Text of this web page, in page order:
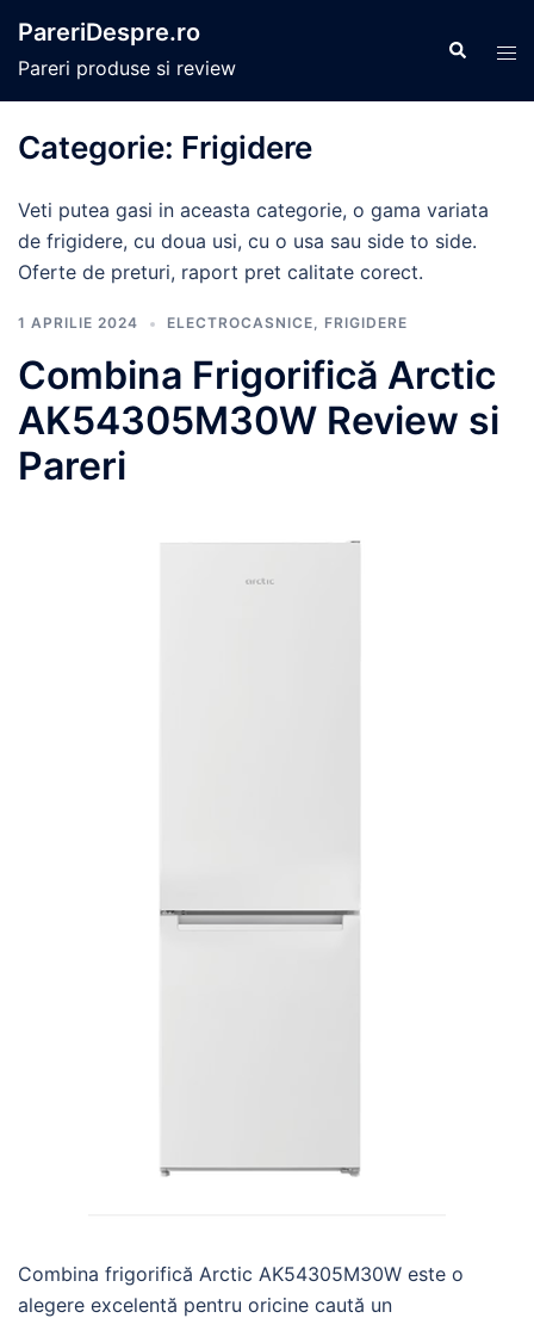
conținut
PareriDespre.ro
Pareri produse si review
Caută
Categorie: Frigidere
Veti putea gasi in aceasta categorie, o gama variata
de frigidere, cu doua usi, cu o usa sau side to side.
Oferte de preturi, raport pret calitate corect.
1 APRILIE 2024 ELECTROCASNICE, FRIGIDERE
Combina Frigorifică Arctic
AK54305M30W Review si
Pareri
Combina frigorifică Arctic AK54305M30W este o
alegere excelentă pentru oricine caută un